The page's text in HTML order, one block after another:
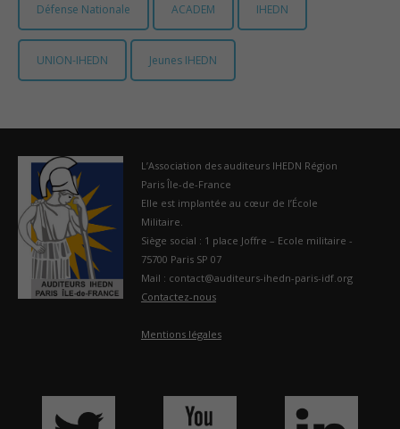
Défense Nationale ACADEM IHEDN
UNION-IHEDN Jeunes IHEDN
L’Association des auditeurs IHEDN Région
Paris Île-de-France
Elle est implantée au cœur de l’École
Militaire.
Siège social : 1 place Joffre – Ecole militaire -
75700 Paris SP 07
Mail : contact@auditeurs-ihedn-paris-idf.org
Contactez-nous
Mentions légales